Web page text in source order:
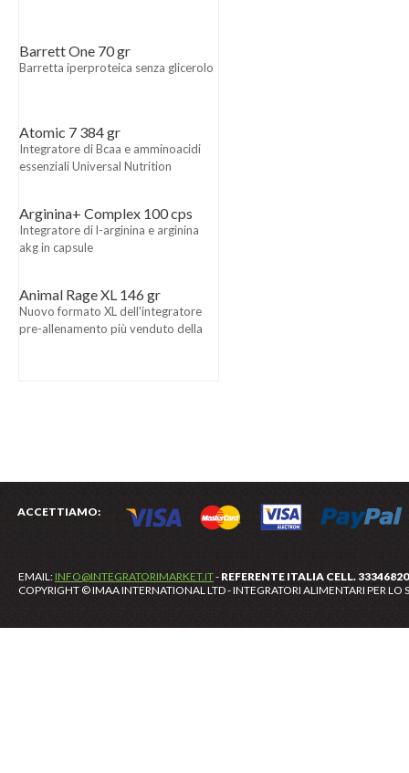
Barrett One 70 gr
Barretta iperproteica senza glicerolo
Atomic 7 384 gr
Integratore di Bcaa e amminoacidi
essenziali Universal Nutrition
Arginina+ Complex 100 cps
Integratore di l-arginina e arginina
akg in capsule
Animal Rage XL 146 gr
Nuovo formato XL dell'integratore
pre-allenamento più venduto della
ACCETTIAMO:
EMAIL: INFO@INTEGRATORIMARKET.IT- REFERENTE ITALIA CELL.
COPYRIGHT © IMAA INTERNATIONAL LTD - INTEGRATORI ALIMENTARI PER LO